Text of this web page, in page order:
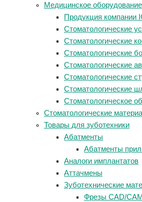
Медицинское оборудование
Продукция компании
Стоматологические
Стоматологические
Стоматологические
Стоматологические
Стоматологические
Стоматологические
Стоматологическое
Стоматологические
Товары для зуботехники
Абатменты
Абатменты
Аналоги имплантатов
Аттачмены
Зуботехнические
Фрезы CAD/CAM